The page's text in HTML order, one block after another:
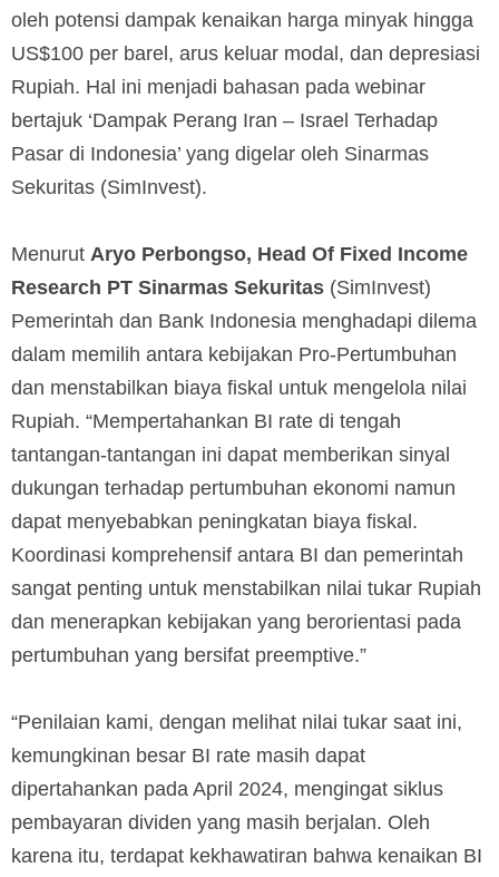
oleh potensi dampak kenaikan harga minyak hingga
US$100 per barel, arus keluar modal, dan depresiasi
Rupiah. Hal ini menjadi bahasan pada webinar
bertajuk ‘Dampak Perang Iran – Israel Terhadap
Pasar di Indonesia’ yang digelar oleh Sinarmas
Sekuritas (SimInvest).
Menurut Aryo Perbongso, Head Of Fixed Income
Research PT Sinarmas Sekuritas (SimInvest)
Pemerintah dan Bank Indonesia menghadapi dilema
dalam memilih antara kebijakan Pro-Pertumbuhan
dan menstabilkan biaya fiskal untuk mengelola nilai
Rupiah. “Mempertahankan BI rate di tengah
tantangan-tantangan ini dapat memberikan sinyal
dukungan terhadap pertumbuhan ekonomi namun
dapat menyebabkan peningkatan biaya fiskal.
Koordinasi komprehensif antara BI dan pemerintah
sangat penting untuk menstabilkan nilai tukar Rupiah
dan menerapkan kebijakan yang berorientasi pada
pertumbuhan yang bersifat preemptive.”
“Penilaian kami, dengan melihat nilai tukar saat ini,
kemungkinan besar BI rate masih dapat
dipertahankan pada April 2024, mengingat siklus
pembayaran dividen yang masih berjalan. Oleh
karena itu, terdapat kekhawatiran bahwa kenaikan BI